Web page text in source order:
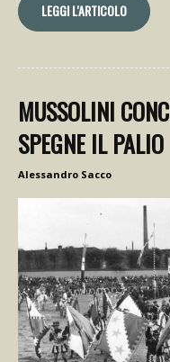
LEGGI L'ARTICOLO
MUSSOLINI
SPEGNE IL PALIO
Alessandro Sacco